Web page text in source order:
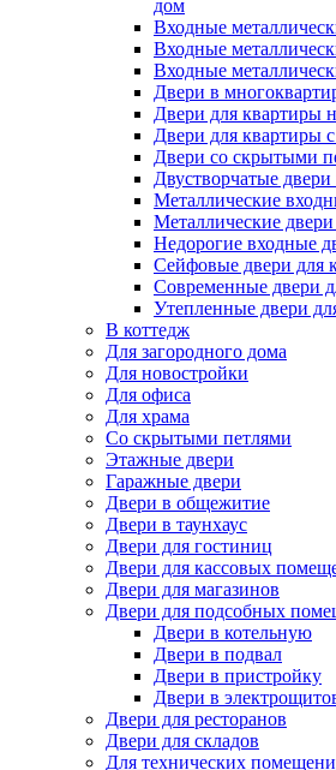
дом
Входные
Входные
Входные
Двери в
Двери для квартиры
Двери для квартиры
Двери со скрытыми
Двустворчатые
Металлические
Металлические
Недорогие входные
Сейфовые двери для
Современные двери
Утепленные двери
В коттедж
Для загородного дома
Для новостройки
Для офиса
Для храма
Со скрытыми петлями
Этажные двери
Гаражные двери
Двери в общежитие
Двери в таунхаус
Двери для гостиниц
Двери для кассовых
Двери для магазинов
Двери для подсобных
Двери в котельную
Двери в подвал
Двери в пристройку
Двери в
Двери для ресторанов
Двери для складов
Для технических